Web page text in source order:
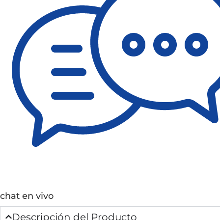
chat en vivo
Descripción del Producto